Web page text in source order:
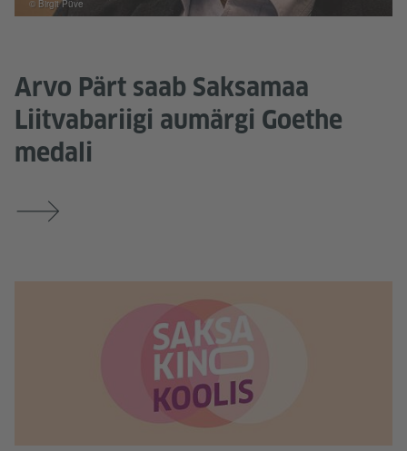
Arvo Pärt saab Saksamaa
Liitvabariigi aumärgi Goethe
medali
© Birgit Püve